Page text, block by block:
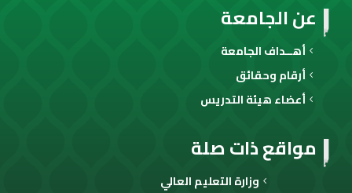
مواقع ذات صلة
وزارة التعليم العالي
عن الجامعة
أهــداف الجامعة
أرقام وحقائق
أعضاء هيئة التدريس